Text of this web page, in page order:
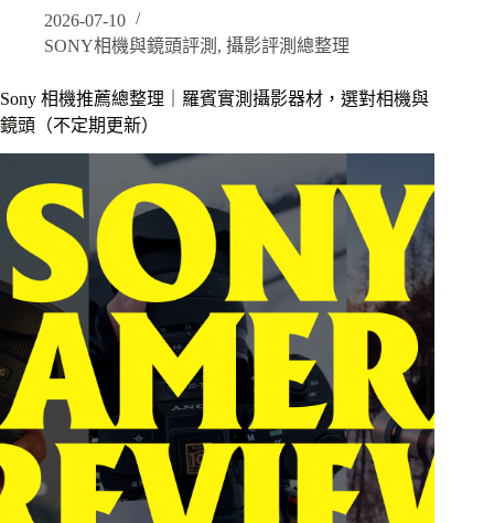
A74
使
心
得
｜
升
A7V
後
然
著
門，
跨
越
漠、
2026-07-10
SONY相機與鏡頭評測 , 攝影評測總整理
Sony 相機推薦總整理｜羅賓實測攝影器材，選對相機與
鏡頭（不定期更新）